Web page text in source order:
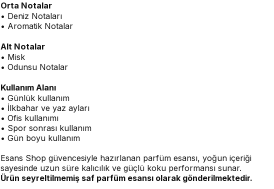
Orta Notalar
• Deniz Notaları
• Aromatik Notalar
Alt Notalar
• Misk
• Odunsu Notalar
Kullanım Alanı
• Günlük kullanım
• İlkbahar ve yaz ayları
• Ofis kullanımı
• Spor sonrası kullanım
• Gün boyu kullanım
Esans Shop güvencesiyle hazırlanan parfüm esansı, yoğun içeriği
sayesinde uzun süre kalıcılık ve güçlü koku performansı sunar.
Ürün seyreltilmemiş saf parfüm esansı olarak gönderilmektedir.